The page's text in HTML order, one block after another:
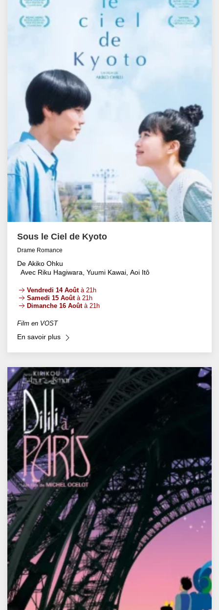
Sous le Ciel de Kyoto
Drame Romance
De Akiko Ohku
Avec Riku Hagiwara, Yuumi Kawai, Aoi Itô
Vendredi 14 Aoûtà 21h
Samedi 15 Aoûtà 21h
Dimanche 16 Aoûtà 21h
Film en VOST
En savoir plus